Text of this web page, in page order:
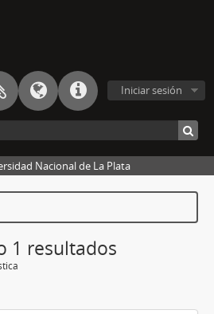
Iniciar sesión
Nacional de La Plata
1 resultados